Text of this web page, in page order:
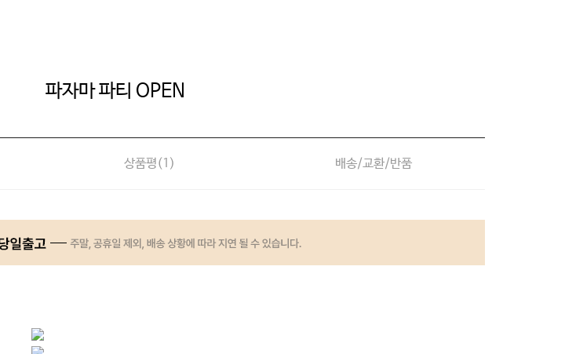
파자마 파티 OPEN
상품평(1 ) 배송/교환/반품